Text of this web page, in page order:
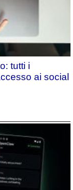
tutti i
ai social